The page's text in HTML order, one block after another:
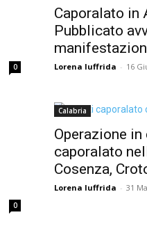
0
Caporalato in
Pubblicato
Lorena Iuffrida - 16
0
Calabria
Operazione
caporalato
Cosenza,
Lorena Iuffrida - 31